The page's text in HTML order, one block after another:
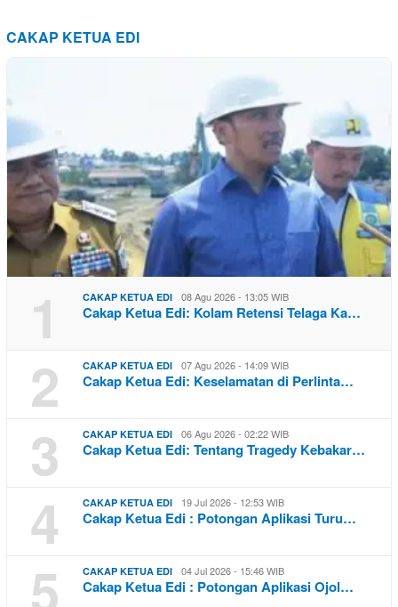
CAKAP KETUA EDI
1 CAKAP KETUA EDI 08 Agu 2026 - 13:05 WIB
Cakap Ketua Edi: Kolam Retensi Telaga Ka…
2 CAKAP KETUA EDI 07 Agu 2026 - 14:09 WIB
Cakap Ketua Edi: Keselamatan di Perlinta…
3 CAKAP KETUA EDI 06 Agu 2026 - 02:22 WIB
Cakap Ketua Edi: Tentang Tragedy Kebakar…
4 CAKAP KETUA EDI 19 Jul 2026 - 12:53 WIB
Cakap Ketua Edi : Potongan Aplikasi Turu…
5 CAKAP KETUA EDI 04 Jul 2026 - 15:46 WIB
Cakap Ketua Edi : Potongan Aplikasi Ojol…